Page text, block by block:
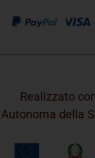
Realizzato
Autonoma della